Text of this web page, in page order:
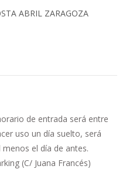
ABRIL ZARAGOZA
de entrada será entre
uso un día suelto, será
el día de antes.
(C/ Juana Francés)